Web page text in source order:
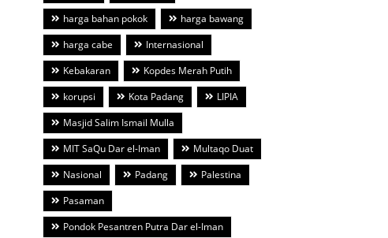
harga bahan pokok
harga bawang
harga cabe
Internasional
Kebakaran
Kopdes Merah Putih
korupsi
Kota Padang
LIPIA
Masjid Salim Ismail Mulla
MIT SaQu Dar el-Iman
Multaqo Duat
Nasional
Padang
Palestina
Pasaman
Pondok Pesantren Putra Dar el-Iman